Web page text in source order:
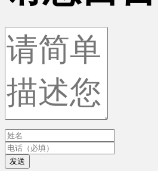
发送